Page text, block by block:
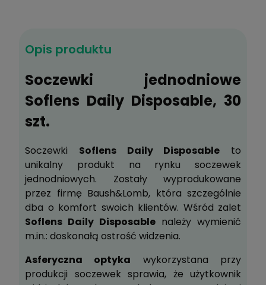
Zapytaj o produkt
Poleć znajomemu
Opis produktu
Soczewki jednodniowe
Soflens Daily Disposable, 30
szt.
Soczewki Soflens Daily Disposable to
unikalny produkt na rynku soczewek
jednodniowych. Zostały wyprodukowane
przez firmę Baush&Lomb, która szczególnie
dba o komfort swoich klientów. Wśród zalet
Soflens Daily Disposable należy wymienić
m.in.: doskonałą ostrość widzenia.
Asferyczna optyka wykorzystana przy
produkcji soczewek sprawia, że użytkownik